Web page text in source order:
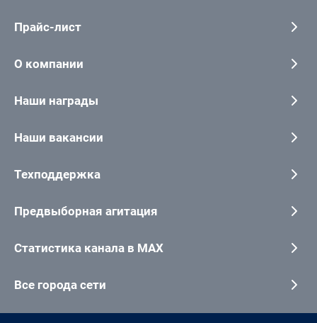
Прайс-лист
О компании
Наши награды
Наши вакансии
Техподдержка
Предвыборная агитация
Статистика канала в MAX
Все города сети